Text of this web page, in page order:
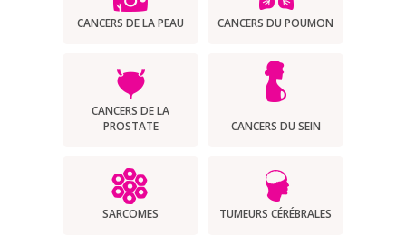
CANCERS DE LA PEAU CANCERS DU POUMON
CANCERS DE LA
PROSTATE
CANCERS DU SEIN
SARCOMES TUMEURS CÉRÉBRALES